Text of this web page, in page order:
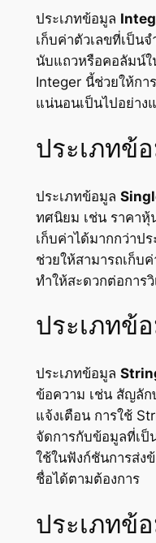
ประเภทข้อมูล
เก็บค่าตัวเลขที่เป็น
นับแถวหรือคอลัมน์ใ
Integer นี้ช่วยให้กา
แน่นอนเป็นไปอย่าง
ประเภทข้
ประเภทข้อมูล
ทศนิยม เช่น ราคาหุ้
เก็บค่าได้มากกว่าป
ช่วยให้สามารถเก็บ
ทำให้สะดวกต่อการ
ประเภทข้
ประเภทข้อมูล
ข้อความ เช่น สัญลั
แจ้งเตือน การใช้
จัดการกับข้อมูลที่เป็
ใช้ในฟังก์ชันการส่ง
ชื่อได้ตามต้องการ
ประเภทข้